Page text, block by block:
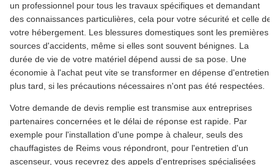
un professionnel pour tous les travaux spécifiques et demandant
des connaissances particulières, cela pour votre sécurité et celle de
votre hébergement. Les blessures domestiques sont les premières
sources d'accidents, même si elles sont souvent bénignes. La
durée de vie de votre matériel dépend aussi de sa pose. Une
économie à l'achat peut vite se transformer en dépense d'entretien
plus tard, si les précautions nécessaires n'ont pas été respectées.
Votre demande de devis remplie est transmise aux entreprises
partenaires concernées et le délai de réponse est rapide. Par
exemple pour l'installation d'une pompe à chaleur, seuls des
chauffagistes de Reims vous répondront, pour l'entretien d'un
ascenseur, vous recevrez des appels d'entreprises spécialisées